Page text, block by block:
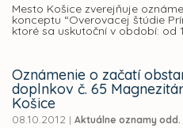
Mesto Košice zverejňuje
konceptu “Overovacej štúdie
ktoré sa uskutoční v období: od
Oznámenie o začatí
doplnkov č. 65
Košice
08.10.2012 | Aktuálne oznamy odd.